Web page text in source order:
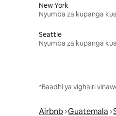
New York
Seattle
*Baadhi ya vighairi
Airbnb Guatemala